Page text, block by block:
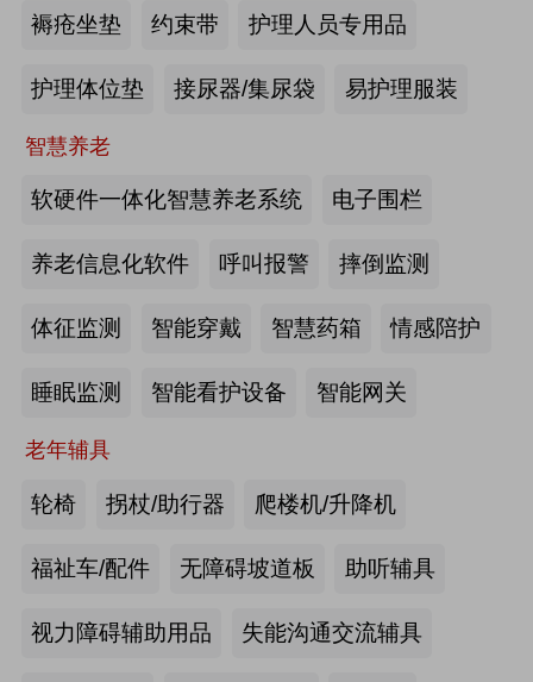
褥疮坐垫 约束带 护理人员专用品
护理体位垫 接尿器/集尿袋 易护理服装
智慧养老
软硬件一体化智慧养老系统 电子围栏
养老信息化软件 呼叫报警 摔倒监测
体征监测 智能穿戴 智慧药箱 情感陪护
睡眠监测 智能看护设备 智能网关
老年辅具
轮椅 拐杖/助行器 爬楼机/升降机
福祉车/配件 无障碍坡道板 助听辅具
视力障碍辅助用品 失能沟通交流辅具
业陆家嘴峰会议程首发，早鸟通道同
步开放
来源:养老福祉圈 2026-07-23
施数量已达39.6万个
来源:中国新闻网
展千人老年脑健康专项关爱活动
来源:养老福祉圈 2026-07-13
焕新银发日常 虹桥镇持续推进老年
友好社区建设工作